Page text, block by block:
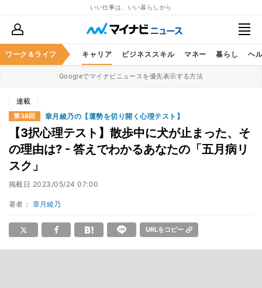
いい仕事は、いい暮らしから
ワーク＆ライフ キャリア ビジネススキル マネー 暮らし ヘ
Googleでマイナビニュースを優先表示する方法
連載
第38回 章月綾乃の【運勢を切り開く心理テスト】
【3択心理テスト】散歩中に犬が止まった、そ
の理由は? - 答えでわかるあなたの「五月病リ
スク」
掲載日 2023/05/24 07:00
著者： 章月綾乃
URLをコピー